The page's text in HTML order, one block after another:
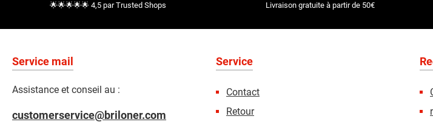
🌟🌟🌟🌟🌟 4,5 par Trusted Shops Livraison gratuite à partir de 50€
Service mail
Assistance et conseil au :
customerservice@briloner.com
Service
Contact
Retour